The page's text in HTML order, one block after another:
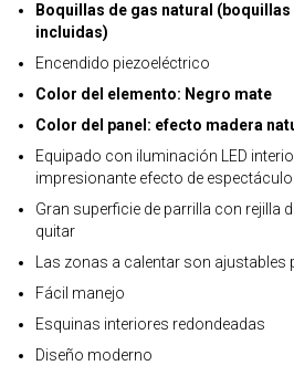
Boquillas de gas natural
incluidas)
Encendido piezoeléctrico
Color del elemento: Negro mate
Color del panel: efecto madera
Equipado con iluminación LED
impresionante efecto de espectáculo.
Gran superficie de parrilla con rejilla
quitar
Las zonas a calentar son ajustables
Fácil manejo
Esquinas interiores redondeadas
Diseño moderno